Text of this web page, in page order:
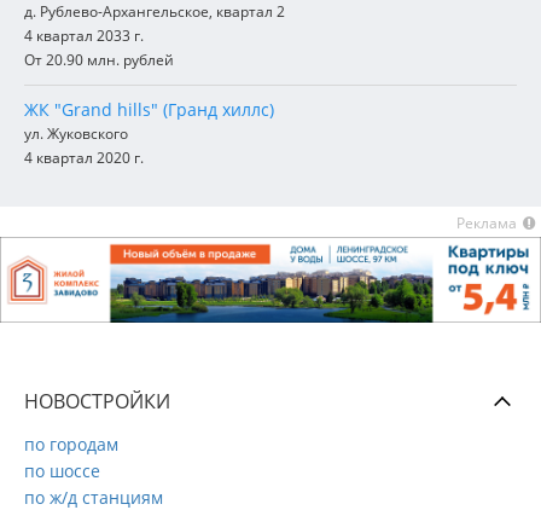
д. Рублево-Архангельское, квартал 2
4 квартал 2033 г.
От 20.90 млн. рублей
ЖК "Grand hills" (Гранд хиллс)
ул. Жуковского
4 квартал 2020 г.
Реклама
НОВОСТРОЙКИ
по городам
по шоссе
по ж/д станциям